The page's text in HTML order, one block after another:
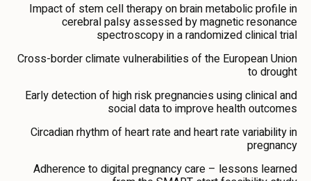
Impact of stem cell therapy on brain metabolic profile in
cerebral palsy assessed by magnetic resonance
spectroscopy in a randomized clinical trial
Cross-border climate vulnerabilities of the European Union
to drought
Early detection of high risk pregnancies using clinical and
social data to improve health outcomes
Circadian rhythm of heart rate and heart rate variability in
pregnancy
Adherence to digital pregnancy care – lessons learned